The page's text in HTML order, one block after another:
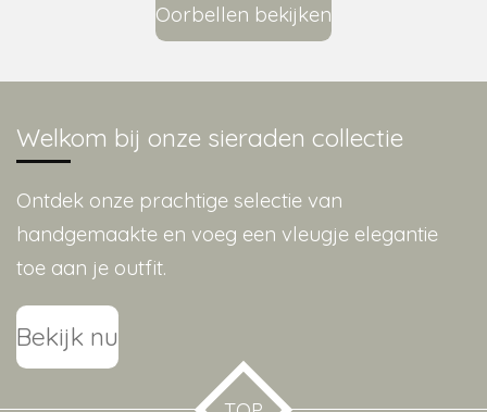
Oorbellen bekijken
Welkom bij onze sieraden collectie
Ontdek onze prachtige selectie van
handgemaakte en voeg een vleugje elegantie
toe aan je outfit.
Bekijk nu